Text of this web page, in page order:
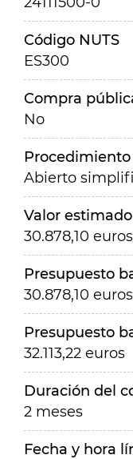
Código NUTS
ES300
Compra
No
Abierto
Valor
30.878,10 euros
Presupuesto
30.878,10 euros
Presupuesto
32.113,22 euros
Duración del
2 meses
Fecha y hora